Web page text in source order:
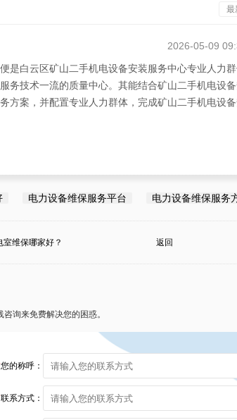
最
2026-05-09
是白云区矿山二手机电设备安装服务中心专业人力
务技术一流的质量中心。其能结合矿山二手机电设
方案，并配置专业人力群体，完成矿山二手机电设
电力设备维保服务平台 电力设备维保服务
室维保哪家好？ 返回
询来免费解决您的困惑。
您的称呼：
联系方式：